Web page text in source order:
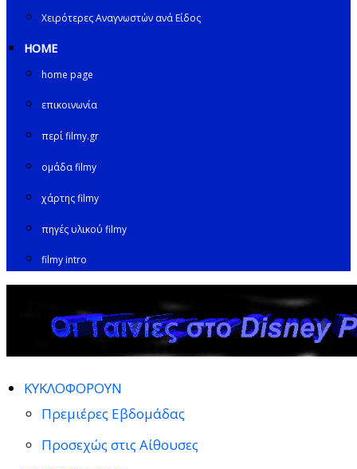
Χειρότερες Αναγνωστών ανά Είδος
HOME
home page
επικοινωνία
περί filmy.gr
ομάδα filmy
χάρτης filmy
πηγές υλικού filmy
filmy intro
ΚΥΚΛΟΦΟΡΟΥΝ
Πρεμιέρες Εβδομάδας
Προσεχώς στις Αίθουσες